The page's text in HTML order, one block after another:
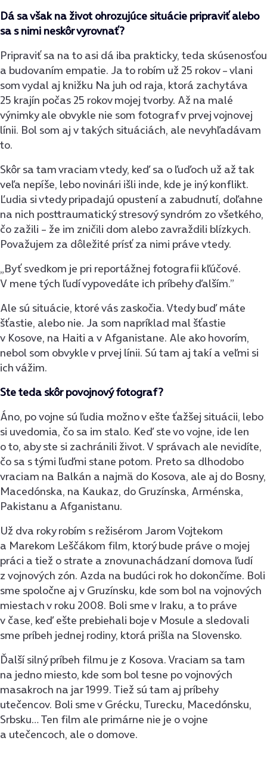
Dá sa však na život ohrozujúce situácie pripraviť alebo
sa s nimi neskôr vyrovnať?
Pripraviť sa na to asi dá iba prakticky, teda skúsenosťou
a budovaním empatie. Ja to robím už 25 rokov – vlani
som vydal aj knižku Na juh od raja, ktorá zachytáva
25 krajín počas 25 rokov mojej tvorby. Až na malé
výnimky ale obvykle nie som fotograf v prvej vojnovej
línii. Bol som aj v takých situáciách, ale nevyhľadávam
to.
Skôr sa tam vraciam vtedy, keď sa o ľuďoch už až tak
veľa nepíše, lebo novinári išli inde, kde je iný konflikt.
Ľudia si vtedy pripadajú opustení a zabudnutí, doľahne
na nich posttraumatický stresový syndróm zo všetkého,
čo zažili – že im zničili dom alebo zavraždili blízkych.
Považujem za dôležité prísť za nimi práve vtedy.
„Byť svedkom je pri reportážnej fotografii kľúčové.
V mene tých ľudí vypovedáte ich príbehy ďalším.”
Ale sú situácie, ktoré vás zaskočia. Vtedy buď máte
šťastie, alebo nie. Ja som napríklad mal šťastie
v Kosove, na Haiti a v Afganistane. Ale ako hovorím,
nebol som obvykle v prvej línii. Sú tam aj takí a veľmi si
ich vážim.
Ste teda skôr povojnový fotograf?
Áno, po vojne sú ľudia možno v ešte ťažšej situácii, lebo
si uvedomia, čo sa im stalo. Keď ste vo vojne, ide len
o to, aby ste si zachránili život. V správach ale nevidíte,
čo sa s tými ľuďmi stane potom. Preto sa dlhodobo
vraciam na Balkán a najmä do Kosova, ale aj do Bosny,
Macedónska, na Kaukaz, do Gruzínska, Arménska,
Pakistanu a Afganistanu.
Už dva roky robím s režisérom Jarom Vojtekom
a Marekom Leščákom film, ktorý bude práve o mojej
práci a tiež o strate a znovunachádzaní domova ľudí
z vojnových zón. Azda na budúci rok ho dokončíme. Boli
sme spoločne aj v Gruzínsku, kde som bol na vojnových
miestach v roku 2008. Boli sme v Iraku, a to práve
v čase, keď ešte prebiehali boje v Mosule a sledovali
sme príbeh jednej rodiny, ktorá prišla na Slovensko.
Ďalší silný príbeh filmu je z Kosova. Vraciam sa tam
na jedno miesto, kde som bol tesne po vojnových
masakroch na jar 1999. Tiež sú tam aj príbehy
utečencov. Boli sme v Grécku, Turecku, Macedónsku,
Srbsku… Ten film ale primárne nie je o vojne
a utečencoch, ale o domove.